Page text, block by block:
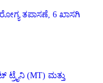
ತಪಾಸಣೆ, 6 ಖಾಸಗಿ
ಟ್ರೈನಿ (MT) ಮತ್ತು